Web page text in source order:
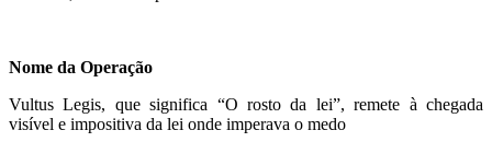
Nome da Operação
Vultus Legis, que significa “O rosto da lei”, remete à chegada
visível e impositiva da lei onde imperava o medo